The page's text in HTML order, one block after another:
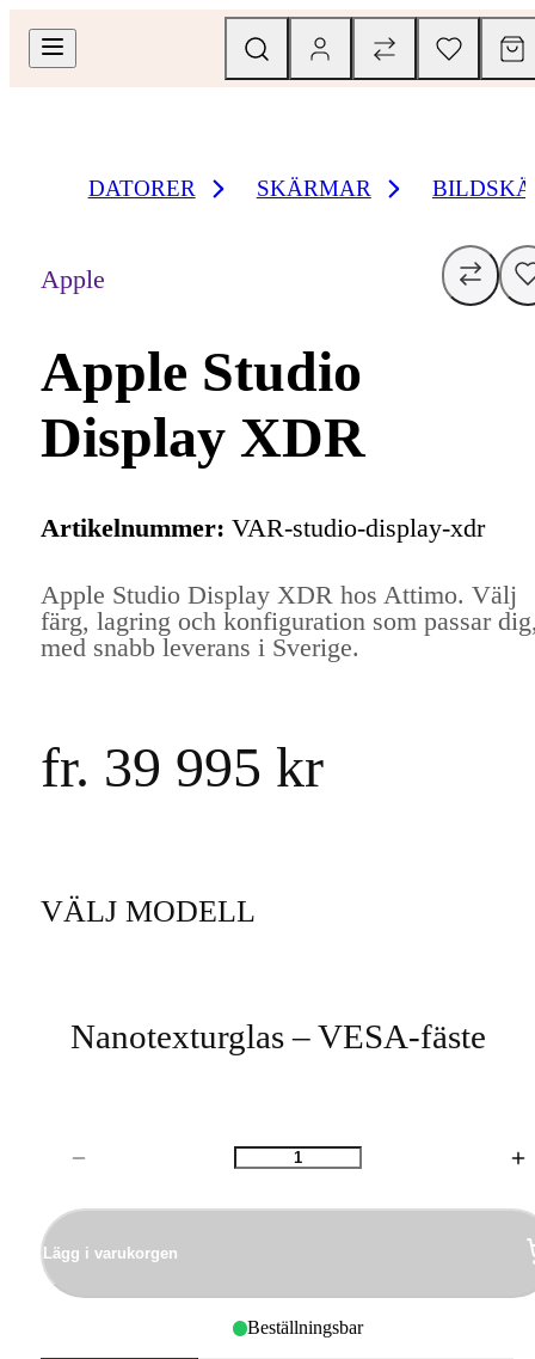
DATORER SKÄRMAR
Apple
Apple Studio
Display XDR
Artikelnummer: VAR-studio-display-xdr
Apple Studio Display XDR hos Attimo. Välj
färg, lagring och konfiguration som passar
med snabb leverans i Sverige.
fr. 39 995 kr
VÄLJ MODELL
Välj Modell
Nanotexturglas – VESA-fäste
Antal
Lägg i varukorgen
Beställningsbar